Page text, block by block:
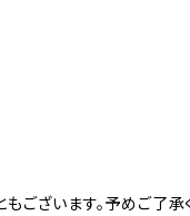
ざいます。予めご了承